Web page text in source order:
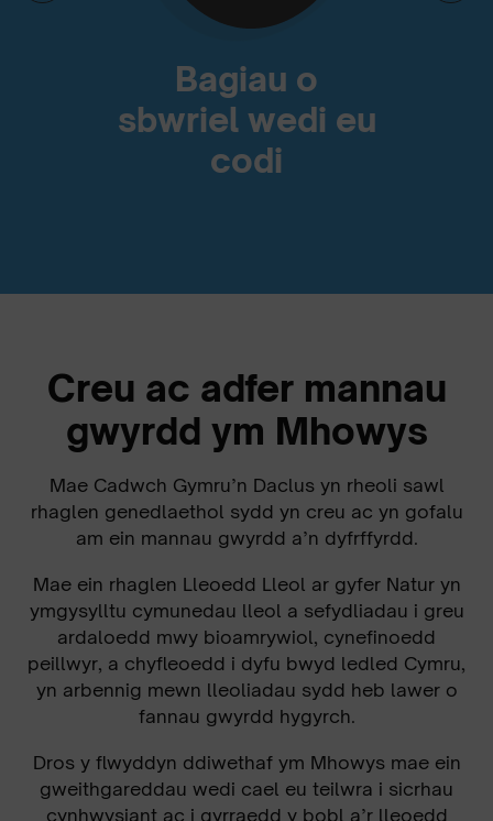
Bagiau o
sbwriel wedi eu
codi
Creu ac adfer mannau
gwyrdd ym Mhowys
Mae Cadwch Gymru’n Daclus yn rheoli sawl
rhaglen genedlaethol sydd yn creu ac yn gofalu
am ein mannau gwyrdd a’n dyfrffyrdd.
Mae ein rhaglen Lleoedd Lleol ar gyfer Natur yn
ymgysylltu cymunedau lleol a sefydliadau i greu
ardaloedd mwy bioamrywiol, cynefinoedd
peillwyr, a chyfleoedd i dyfu bwyd ledled Cymru,
yn arbennig mewn lleoliadau sydd heb lawer o
fannau gwyrdd hygyrch.
Dros y flwyddyn ddiwethaf ym Mhowys mae ein
gweithgareddau wedi cael eu teilwra i sicrhau
cynhwysiant ac i gyrraedd y bobl a’r lleoedd